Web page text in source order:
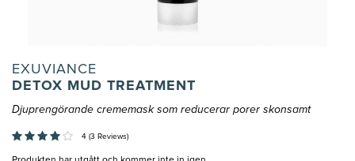
EXUVIANCE
DETOX MUD TREATMENT
Djuprengörande crememask som reducerar porer skonsamt
4 (3 Reviews)